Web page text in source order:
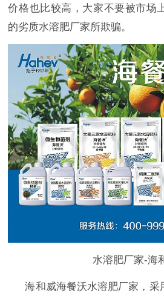
价格也比较高，大家不要被市场
的劣质水溶肥厂家所欺骗。
水溶肥厂家-海
海和威海餐沃水溶肥厂家，采